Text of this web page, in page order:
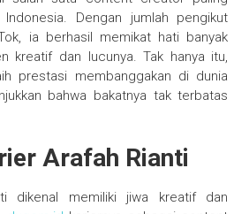
Dengan jumlah pengikut
ia berhasil memikat hati banyak
kreatif dan lucunya. Tak hanya itu,
prestasi membanggakan di dunia
bahwa bakatnya tak terbatas
Arafah Rianti
dikenal memiliki jiwa kreatif dan